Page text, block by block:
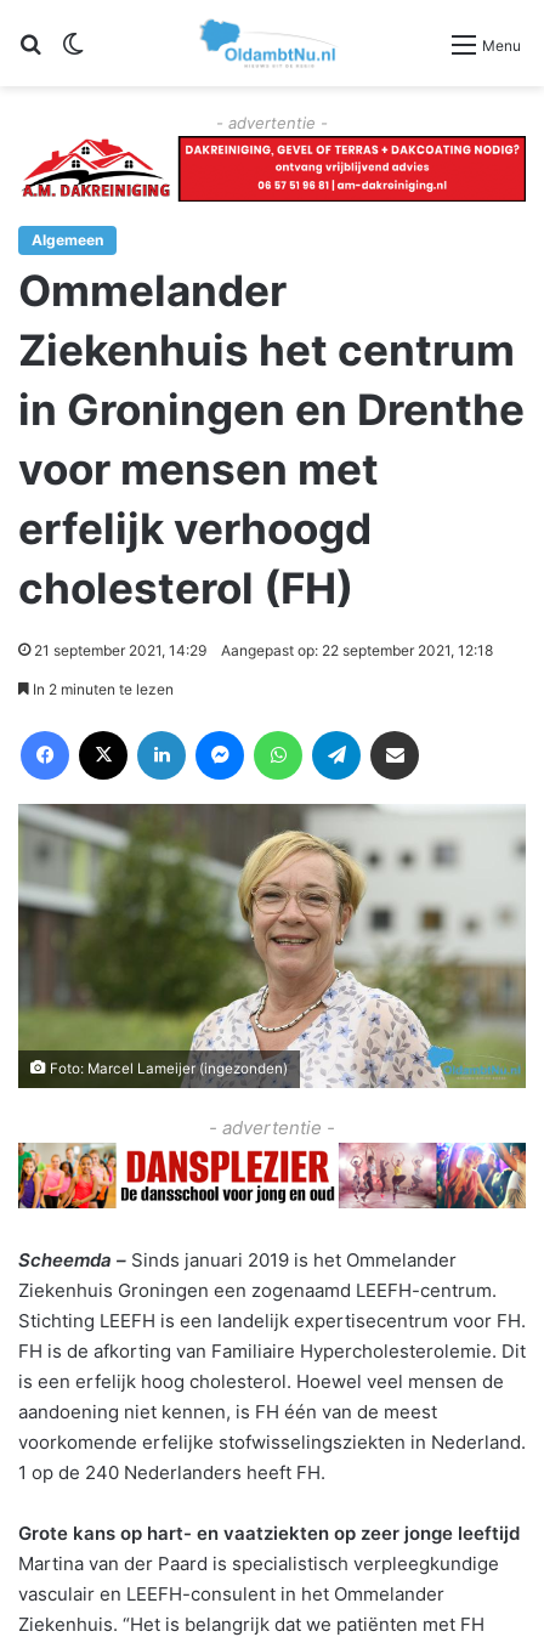
Zoeken Menu
- advertentie -
Algemeen
Ommelander
Ziekenhuis het centrum
in Groningen en Drenthe
voor mensen met
erfelijk verhoogd
cholesterol (FH)
21 september 2021, 14:29 Aangepast op: 22 september 2021, 12:18
In 2 minuten te lezen
Foto: Marcel Lameijer (ingezonden)
- advertentie -
Scheemda – Sinds januari 2019 is het Ommelander
Ziekenhuis Groningen een zogenaamd LEEFH-centrum.
Stichting LEEFH is een landelijk expertisecentrum voor FH.
FH is de afkorting van Familiaire Hypercholesterolemie. Dit
is een erfelijk hoog cholesterol. Hoewel veel mensen de
aandoening niet kennen, is FH één van de meest
voorkomende erfelijke stofwisselingsziekten in Nederland.
1 op de 240 Nederlanders heeft FH.
Grote kans op hart- en vaatziekten op zeer jonge leeftijd
Martina van der Paard is specialistisch verpleegkundige
vasculair en LEEFH-consulent in het Ommelander
Ziekenhuis. “Het is belangrijk dat we patiënten met FH